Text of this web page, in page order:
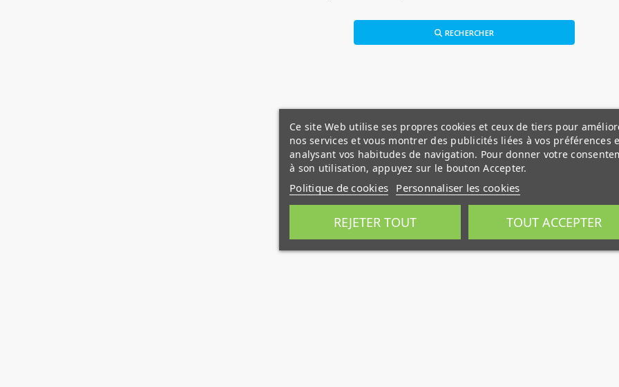
RECHERCHER
Ce site Web utilise ses propres cookies et ceux de tiers pour
nos services et vous montrer des publicités liées à vos préférences
analysant vos habitudes de navigation. Pour donner votre
à son utilisation, appuyez sur le bouton Accepter.
Politique de cookies Personnaliser les cookies
REJETER TOUT TOUT ACCEPTER